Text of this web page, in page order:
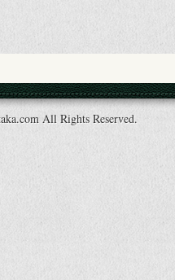
All Rights Reserved.